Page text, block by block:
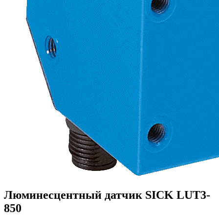
Люминесцентный датчик SICK LUT3-
850